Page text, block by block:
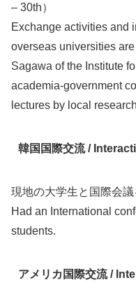
– 30th）
Exchange activities and
overseas universities
Sagawa of the Institute
academia-government
lectures by local
韓国国際交流 /
現地の大学生と国際会議
Had an International
students.
アメリカ国際交流 /